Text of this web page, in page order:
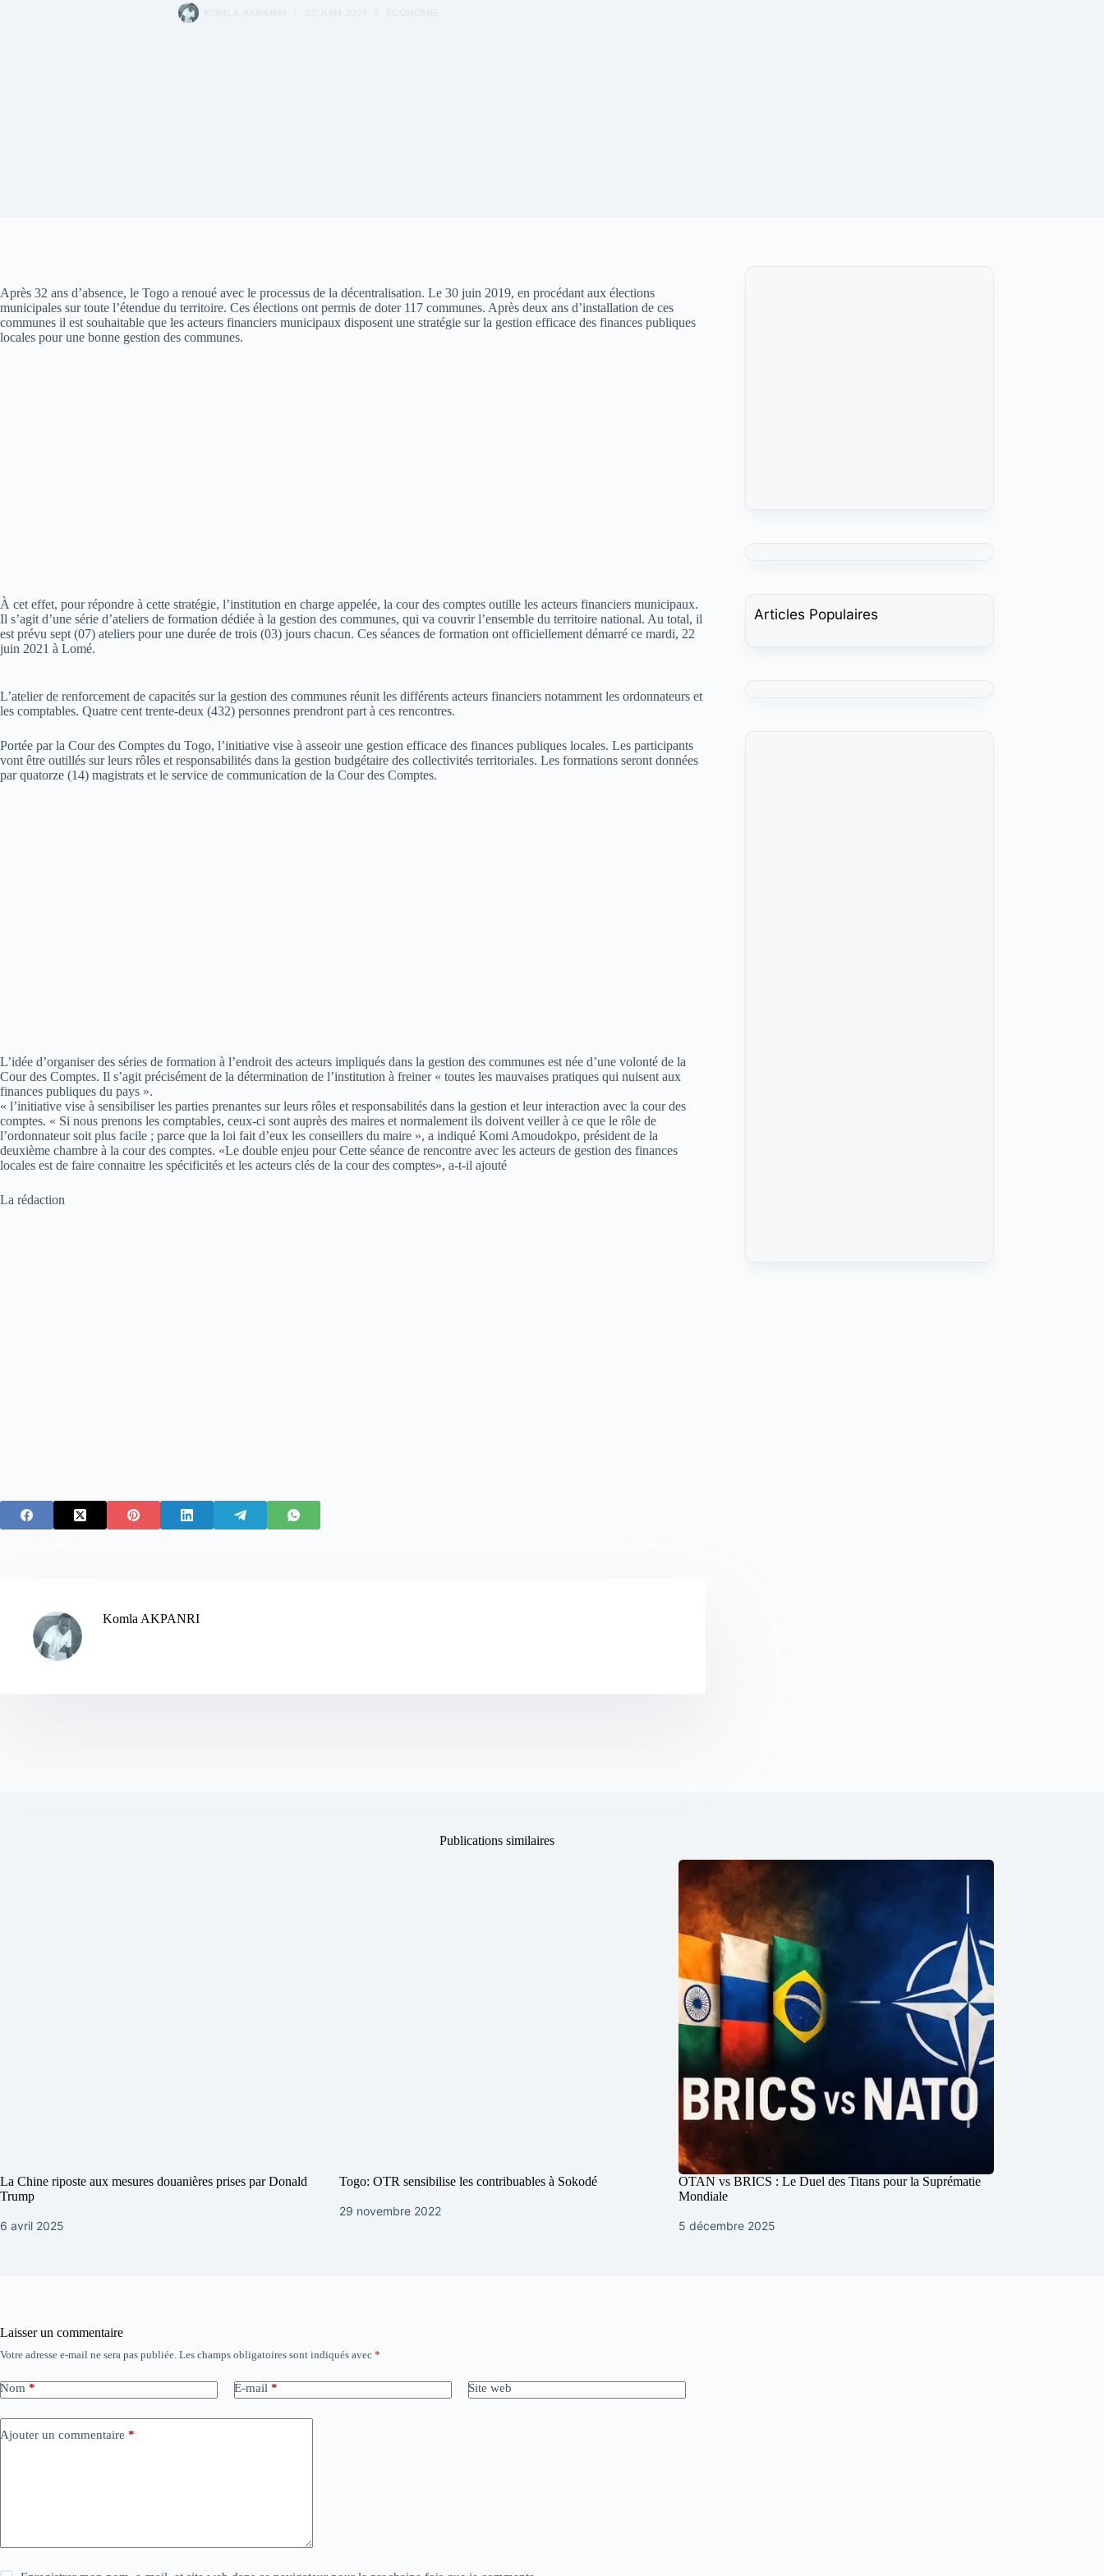
Après 32 ans d’absence, le Togo a renoué avec le processus de la décentralisation. Le 30 juin 2019, en procédant aux élections
municipales sur toute l’étendue du territoire. Ces élections ont permis de doter 117 communes. Après deux ans d’installation de ces
communes il est souhaitable que les acteurs financiers municipaux disposent une stratégie sur la gestion efficace des finances publiques
locales pour une bonne gestion des communes.
À cet effet, pour répondre à cette stratégie, l’institution en charge appelée, la cour des comptes outille les acteurs financiers municipaux.
Il s’agit d’une série d’ateliers de formation dédiée à la gestion des communes, qui va couvrir l’ensemble du territoire national. Au total, il
est prévu sept (07) ateliers pour une durée de trois (03) jours chacun. Ces séances de formation ont officiellement démarré ce mardi, 22
juin 2021 à Lomé.
L’atelier de renforcement de capacités sur la gestion des communes réunit les différents acteurs financiers notamment les ordonnateurs et
les comptables. Quatre cent trente-deux (432) personnes prendront part à ces rencontres.
Portée par la Cour des Comptes du Togo, l’initiative vise à asseoir une gestion efficace des finances publiques locales. Les participants
vont être outillés sur leurs rôles et responsabilités dans la gestion budgétaire des collectivités territoriales. Les formations seront données
par quatorze (14) magistrats et le service de communication de la Cour des Comptes.
L’idée d’organiser des séries de formation à l’endroit des acteurs impliqués dans la gestion des communes est née d’une volonté de la
Cour des Comptes. Il s’agit précisément de la détermination de l’institution à freiner « toutes les mauvaises pratiques qui nuisent aux
finances publiques du pays ».
« l’initiative vise à sensibiliser les parties prenantes sur leurs rôles et responsabilités dans la gestion et leur interaction avec la cour des
comptes. « Si nous prenons les comptables, ceux-ci sont auprès des maires et normalement ils doivent veiller à ce que le rôle de
l’ordonnateur soit plus facile ; parce que la loi fait d’eux les conseillers du maire », a indiqué Komi Amoudokpo, président de la
deuxième chambre à la cour des comptes. «Le double enjeu pour Cette séance de rencontre avec les acteurs de gestion des finances
locales est de faire connaitre les spécificités et les acteurs clés de la cour des comptes», a-t-il ajouté
La rédaction
Komla AKPANRI
Articles Populaires
Publications similaires
La Chine riposte aux mesures douanières prises par Donald
Trump
6 avril 2025
Togo: OTR sensibilise les contribuables à Sokodé
29 novembre 2022
OTAN vs BRICS : Le Duel des Titans pour la Suprématie
Mondiale
5 décembre 2025
Laisser un commentaire
Votre adresse e-mail ne sera pas publiée. Les champs obligatoires sont indiqués avec *
Nom * E-mail * Site web
Ajouter un commentaire *